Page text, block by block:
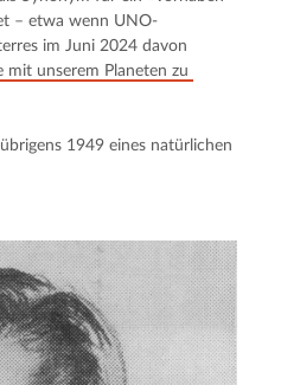
– etwa wenn UNO-
im Juni 2024 davon
mit unserem Planeten zu
1949 eines natürlichen